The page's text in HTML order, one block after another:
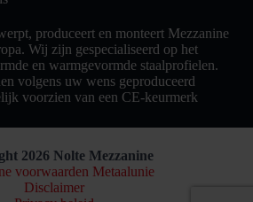
produceert en monteert Mezzanine
Wij zijn gespecialiseerd op het
en warmgevormde staalprofielen.
volgens uw wens geproduceerd
voorzien van een CE-keurmerk
2026 Nolte Mezzanine
voorwaarden Metaalunie
Disclaimer